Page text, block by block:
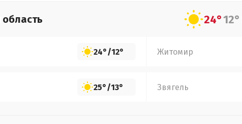
область 24°12°
24°/12° Житомир
25°/13° Звягель